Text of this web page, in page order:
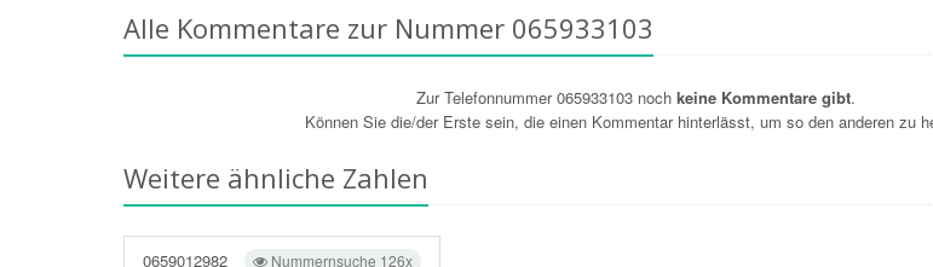
Alle Kommentare zur Nummer 065933103
Zur Telefonnummer 065933103 nochkeine Kommentare gibt.
Können Sie die/der Erste sein, die einen Kommentar hinterlässt, um so den anderen zu
Weitere ähnliche Zahlen
Nummernsuche 126x
0659012982